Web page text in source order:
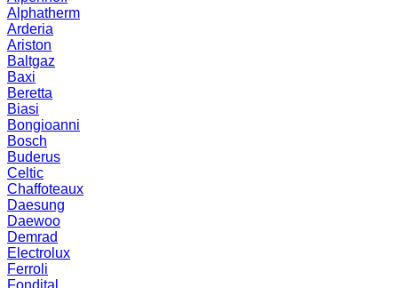
Alphatherm
Arderia
Ariston
Baltgaz
Baxi
Beretta
Biasi
Bongioanni
Bosch
Buderus
Celtic
Chaffoteaux
Daesung
Daewoo
Demrad
Electrolux
Ferroli
Fondital